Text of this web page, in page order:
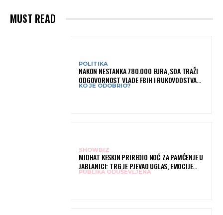
MUST READ
POLITIKA
NAKON NESTANKA 780.000 EURA, SDA TRAŽI
ODGOVORNOST VLADE FBIH I RUKOVODSTVA
IGMANA
KO JE ODOBRIO?
SHOWBIZ
MIDHAT KESKIN PRIREDIO NOĆ ZA PAMĆENJE U
JABLANICI: TRG JE PJEVAO UGLAS, EMOCIJE
PREPLAVILE RODNI GRAD
PUBLIKA ODUŠEVLJENA